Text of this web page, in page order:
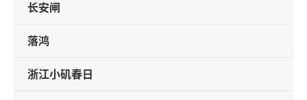
长安闸
落鸿
浙江小矶春日